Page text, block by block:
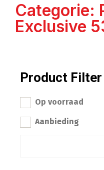
Categorie:
Exclusive
Product Filter
Op voorraad
Aanbieding